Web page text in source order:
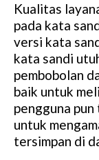
Kualitas
pada kata
versi kata
kata sandi
pembobolan
baik untuk
pengguna
untuk
tersimpan di